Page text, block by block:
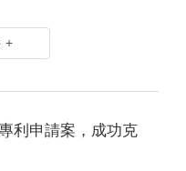
+
利申請案，成功克